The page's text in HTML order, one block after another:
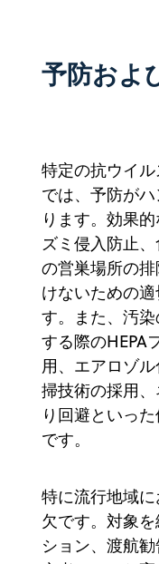
予防およ
特定の抗ウイ
では、予防が
ります。効果
ズミ侵入防止
の営巣場所の
けないための
す。また、汚
する際のHEPA
用、エアロゾ
掃技術の採用
り回避といっ
です。
特に流行地域
欠です。対象
ション、渡航